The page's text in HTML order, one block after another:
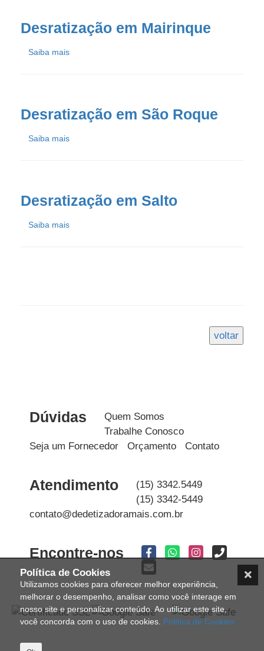
Desratização em Mairinque
Saiba mais
Desratização em São Roque
Saiba mais
Desratização em Salto
Saiba mais
Dúvidas
Quem Somos
Trabalhe Conosco
Seja um Fornecedor
Orçamento Contato
Atendimento
(15) 3342.5449
(15) 3342-5449
contato@dedetizadoramais.com.br
Encontre-nos
Política de Cookies
Utilizamos cookies para oferecer melhor experiência,
melhorar o desempenho, analisar como você interage em
nosso site e personalizar conteúdo. Ao utilizar este site,
você concorda com o uso de cookies. Política de Cookies